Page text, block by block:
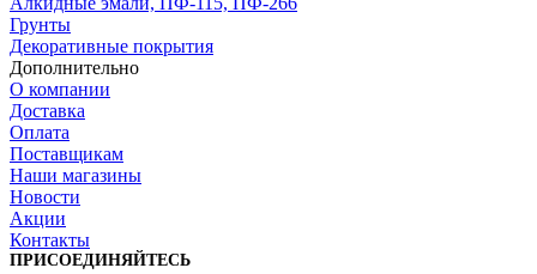
Грунты
Декоративные покрытия
Дополнительно
О компании
Доставка
Оплата
Поставщикам
Наши магазины
Новости
Акции
Контакты
ПРИСОЕДИНЯЙТЕСЬ